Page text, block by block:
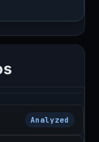
Analyzed